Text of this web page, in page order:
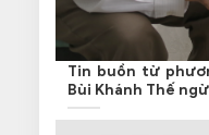
Tin buồn từ
Bùi Khánh Thế